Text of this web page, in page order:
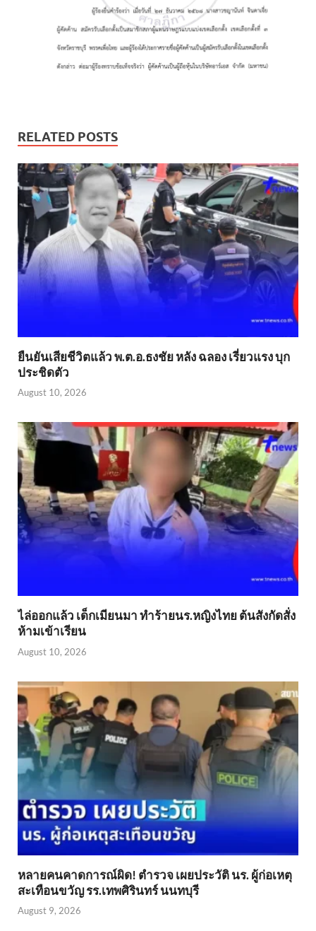
RELATED POSTS
ยืนยันเสียชีวิตแล้ว พ.ต.อ.ธงชัย หลัง ฉลอง เรี่ยวแรง บุก
ประชิดตัว
August 10, 2026
ไล่ออกแล้ว เด็กเมียนมา ทำร้ายนร.หญิงไทย ต้นสังกัดสั่ง
ห้ามเข้าเรียน
August 10, 2026
หลายคนคาดการณ์ผิด! ตำรวจ เผยประวัติ นร. ผู้ก่อเหตุ
สะเทือนขวัญ รร.เทพศิรินทร์ นนทบุรี
August 9, 2026